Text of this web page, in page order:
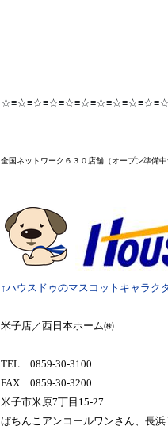
全国ネットワーク６３０店舗 （オープン準備
↑ハウスドゥのマスコットキャラク
米子店／西日本ホーム㈱
TEL 0859-30-3100
FAX 0859-30-3200
米子市米原7丁目15-27
ぱちんこアンコールワンさん、長